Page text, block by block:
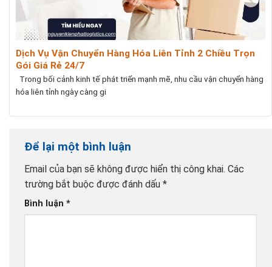
Dịch Vụ Vận Chuyển Hàng Hóa Liên Tỉnh 2 Chiều Trọn
Gói Giá Rẻ 24/7
Trong bối cảnh kinh tế phát triển mạnh mẽ, nhu cầu vận chuyển hàng
hóa liên tỉnh ngày càng gi
Để lại một bình luận
Email của bạn sẽ không được hiển thị công khai. Các
trường bắt buộc được đánh dấu *
Bình luận *